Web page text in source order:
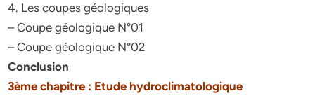
4. Les coupes géologiques
– Coupe géologique N°01
– Coupe géologique N°02
Conclusion
3ème chapitre : Etude hydroclimatologique